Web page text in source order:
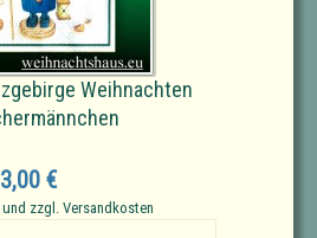
Weihnachten
3,00 €
zzgl. Versandkosten